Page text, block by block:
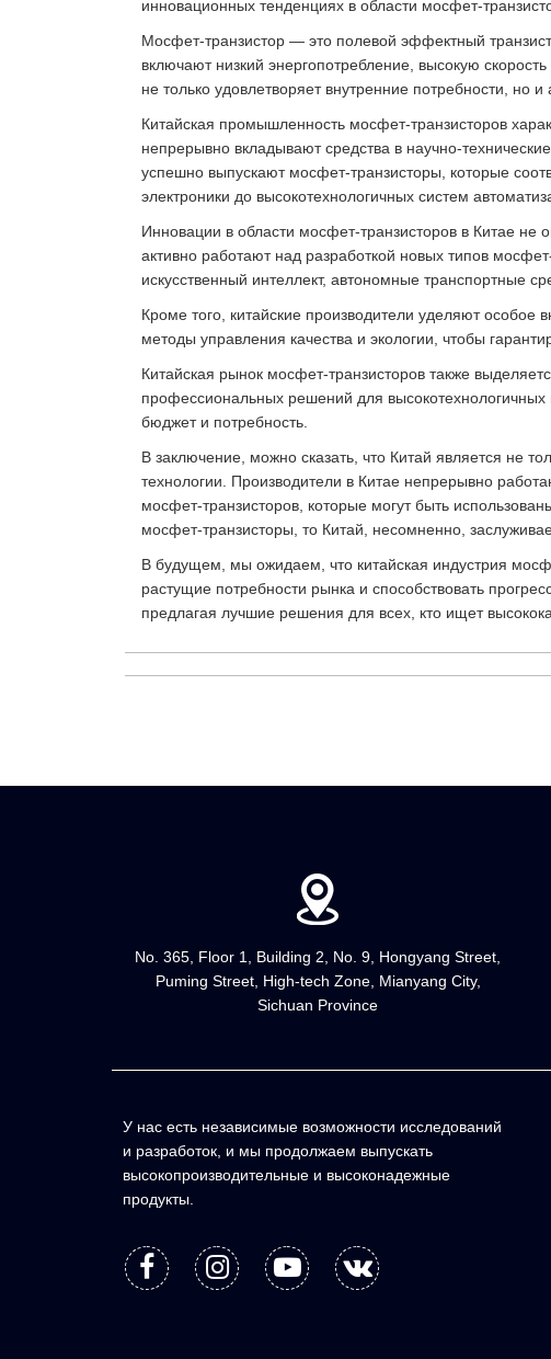
инновационных тенденциях в области мосфет-
Мосфет-транзистор — это полевой эффектный
включают низкий энергопотребление, высокую
не только удовлетворяет внутренние потребности, но
Китайская промышленность мосфет-транзисторов
непрерывно вкладывают средства в научно-
успешно выпускают мосфет-транзисторы, которые
электроники до высокотехнологичных систем
Инновации в области мосфет-транзисторов в Китае
активно работают над разработкой новых типов
искусственный интеллект, автономные транспортные
Кроме того, китайские производители уделяют
методы управления качества и экологии, чтобы
Китайская рынок мосфет-транзисторов также
профессиональных решений для
бюджет и потребность.
В заключение, можно сказать, что Китай является не
технологии. Производители в Китае непрерывно
мосфет-транзисторов, которые могут быть
мосфет-транзисторы, то Китай, несомненно,
В будущем, мы ожидаем, что китайская индустрия
растущие потребности рынка и способствовать
предлагая лучшие решения для всех, кто ищет
No. 365, Floor 1, Building 2, No. 9, Hongyang Street,
Puming Street, High-tech Zone, Mianyang City,
Sichuan Province
У нас есть независимые возможности исследований
и разработок, и мы продолжаем выпускать
высокопроизводительные и высоконадежные
продукты.